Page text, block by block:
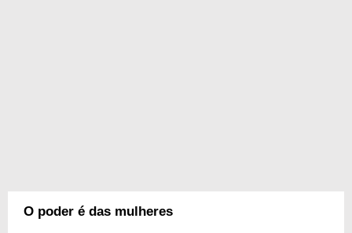
O poder é das mulheres